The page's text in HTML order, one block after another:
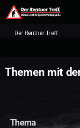
Der Rentner Treff
Themen mit
Thema